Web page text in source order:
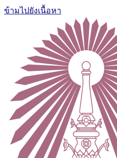
ข้ามไปยังเนื้อหา